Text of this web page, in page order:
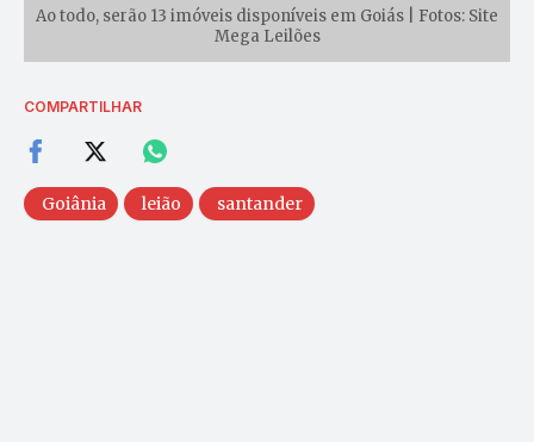
Ao todo, serão 13 imóveis disponíveis em Goiás | Fotos: Site
Mega Leilões
COMPARTILHAR
Goiânia leião santander